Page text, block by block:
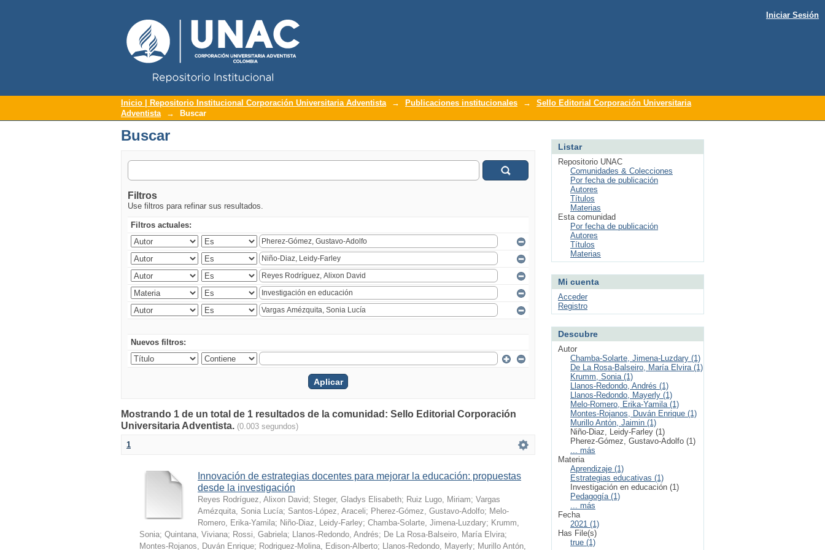
Buscar
Iniciar Sesión
Inicio | Repositorio Institucional Corporación Universitaria Adventista → Publicaciones institucionales →
Sello Editorial Corporación Universitaria
Adventista
→ Buscar
Buscar
Filtros
Use filtros para refinar sus resultados.
Filtros actuales:
Nuevos filtros:
Mostrando 1 de un total de 1 resultados de la comunidad: Sello Editorial Corporación
Universitaria Adventista. (0.003 segundos)
1
Innovación de estrategias docentes para mejorar la educación: propuestas
desde la investigación
Reyes Rodríguez, Alixon David; Steger, Gladys Elisabeth; Ruiz Lugo, Miriam; Vargas
Amézquita, Sonia Lucía; Santos-López, Araceli; Pherez-Gómez, Gustavo-Adolfo; Melo-
Romero, Erika-Yamila; Niño-Diaz, Leidy-Farley; Chamba-Solarte, Jimena-Luzdary; Krumm,
Sonia; Quintana, Viviana; Rossi, Gabriela; Llanos-Redondo, Andrés; De La Rosa-Balseiro, María Elvira;
Montes-Rojanos, Duván Enrique; Rodriguez-Molina, Edison-Alberto; Llanos-Redondo, Mayerly; Murillo Antón,
Listar
Repositorio UNAC
Comunidades & Colecciones
Por fecha de publicación
Autores
Títulos
Materias
Esta comunidad
Por fecha de publicación
Autores
Títulos
Materias
Mi cuenta
Acceder
Registro
Descubre
Autor
Chamba-Solarte, Jimena-Luzdary (1)
De La Rosa-Balseiro, María Elvira (1)
Krumm, Sonia (1)
Llanos-Redondo, Andrés (1)
Llanos-Redondo, Mayerly (1)
Melo-Romero, Erika-Yamila (1)
Montes-Rojanos, Duván Enrique (1)
Murillo Antón, Jaimin (1)
Niño-Diaz, Leidy-Farley (1)
Pherez-Gómez, Gustavo-Adolfo (1)
... más
Materia
Aprendizaje (1)
Estrategias educativas (1)
Investigación en educación (1)
Pedagogía (1)
... más
Fecha
2021 (1)
Has File(s)
true (1)